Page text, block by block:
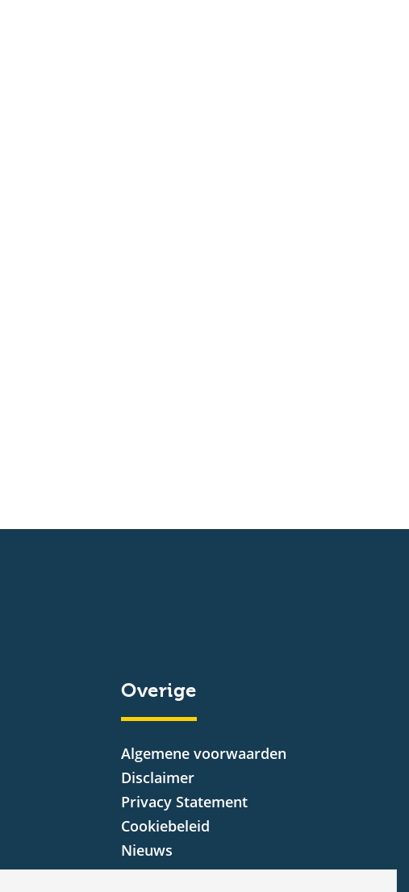
Overige
Algemene voorwaarden
Disclaimer
Privacy Statement
Cookiebeleid
Nieuws
Vacatures